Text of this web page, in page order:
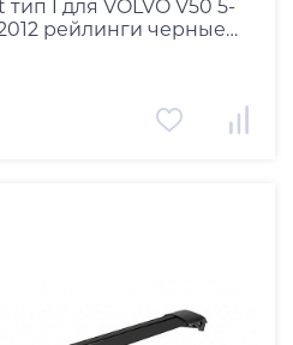
I для VOLVO V50 5-
рейлинги черные